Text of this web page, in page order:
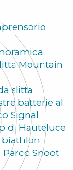
Mountain
slitta
batterie al
Signal
di Hauteluce
biathlon
Snoot